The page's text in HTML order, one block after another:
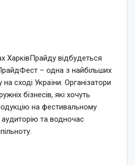
ХарківПрайду відбудеться
– одна з найбільших
сході України. Організатори
бізнесів, які хочуть
на фестивальному
та водночас